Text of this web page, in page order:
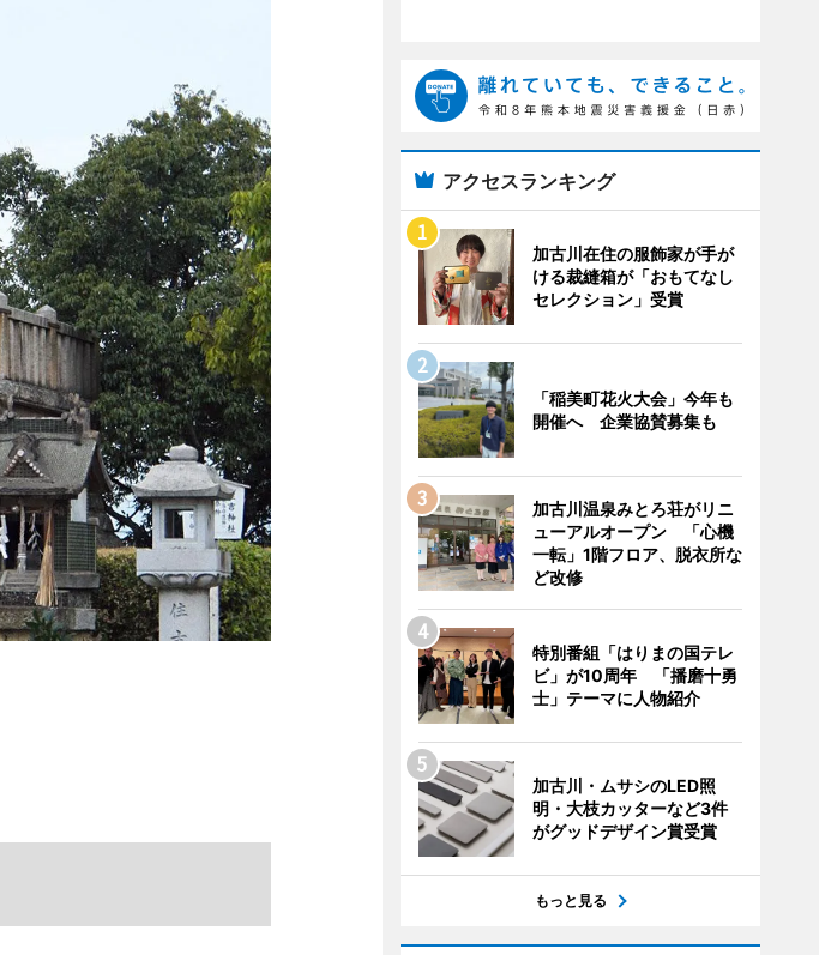
アクセスランキング
加古川在住の服飾家が手が
ける裁縫箱が「おもてなし
セレクション」受賞
「稲美町花火大会」今年も
開催へ 企業協賛募集も
加古川温泉みとろ荘がリニ
ューアルオープン 「心機
一転」1階フロア、脱衣所な
ど改修
特別番組「はりまの国テレ
ビ」が10周年 「播磨十勇
士」テーマに人物紹介
加古川・ムサシのLED照
明・大枝カッターなど3件
がグッドデザイン賞受賞
もっと見る